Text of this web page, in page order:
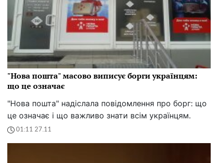
"Нова пошта" масово виписує борги українцям:
що це означає
"Нова пошта" надіслала повідомлення про борг: що
це означає і що важливо знати всім українцям.
01:11 27.11